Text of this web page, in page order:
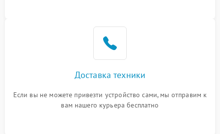
Доставка техники
Если вы не можете привезти устройство сами, мы отправим к
вам нашего курьера бесплатно